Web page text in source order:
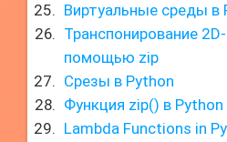
Виртуальные среды в
Транспонирование
помощью zip
Срезы в Python
Функция zip() в Python
Lambda Functions in